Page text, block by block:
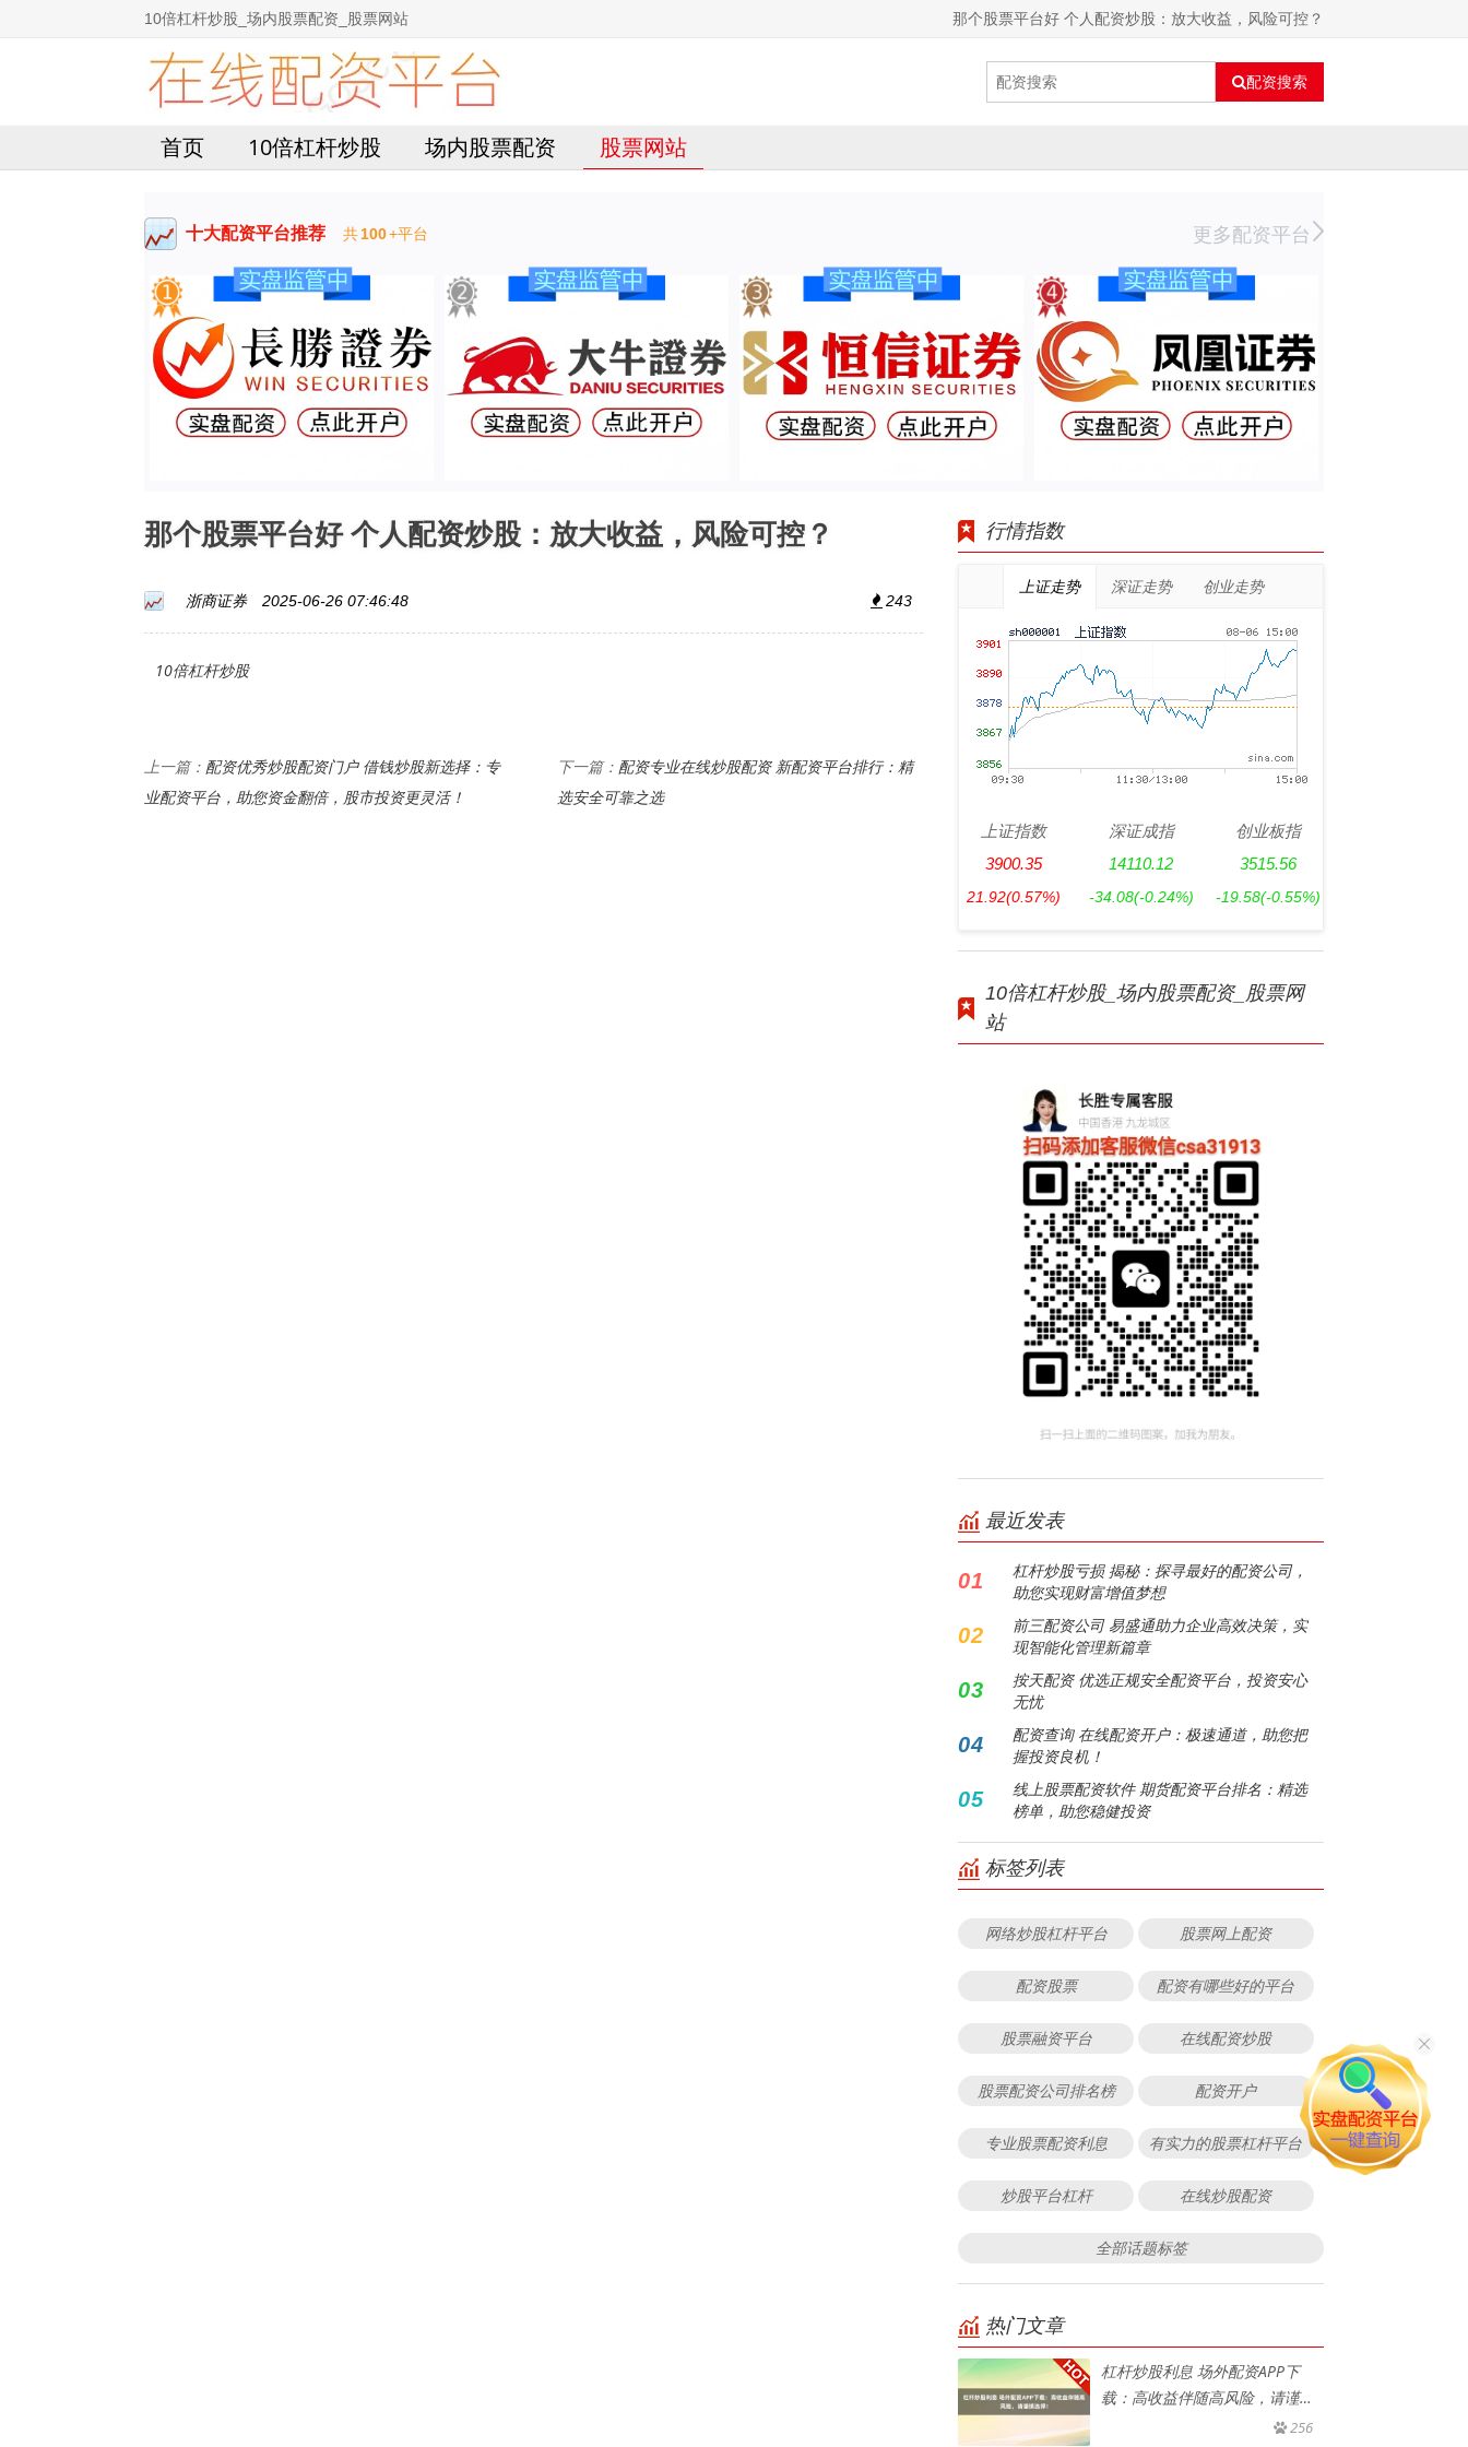
10倍杠杆炒股_场内股票配资_股票网站 那个股票平台好 个人配资炒股：放大收益，风险可控？
配资搜索
首页 10倍杠杆炒股 场内股票配资 股票网站
十大配资平台推荐 共100+平台 更多配资平台
那个股票平台好 个人配资炒股：放大收益，风险可控？
浙商证券 2025-06-26 07:46:48 243
10倍杠杆炒股
上一篇： 配资优秀炒股配资门户 借钱炒股新选择：专
业配资平台，助您资金翻倍，股市投资更灵活！
下一篇： 配资专业在线炒股配资 新配资平台排行：精
选安全可靠之选
行情指数
上证走势 深证走势 创业走势
上证指数
3900.35
21.92(0.57%)
深证成指
14110.12
-34.08(-0.24%)
创业板指
3515.56
-19.58(-0.55%)
10倍杠杆炒股_场内股票配资_股票网
站
最近发表
01
杠杆炒股亏损 揭秘：探寻最好的配资公司，
助您实现财富增值梦想
02
前三配资公司 易盛通助力企业高效决策，实
现智能化管理新篇章
03
按天配资 优选正规安全配资平台，投资安心
无忧
04
配资查询 在线配资开户：极速通道，助您把
握投资良机！
05
线上股票配资软件 期货配资平台排名：精选
榜单，助您稳健投资
标签列表
网络炒股杠杆平台 股票网上配资
配资股票 配资有哪些好的平台
股票融资平台 在线配资炒股
股票配资公司排名榜 配资开户
专业股票配资利息 有实力的股票杠杆平台
炒股平台杠杆 在线炒股配资
全部话题标签
热门文章
杠杆炒股利息 场外配资APP下
载：高收益伴随高风险，请谨慎
256